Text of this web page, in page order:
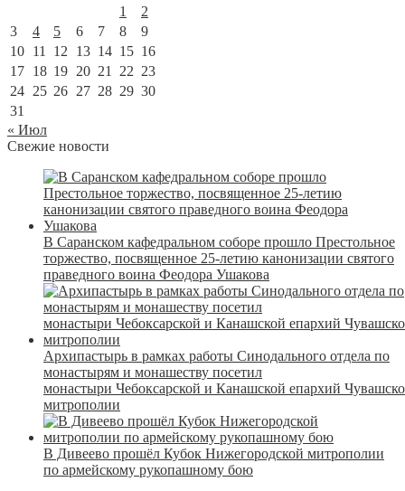
1
2
3
4 5 6 7 8
9
10 11 12 13 14 15 16
17 18 19 20 21 22 23
24 25 26 27 28 29 30
31
« Июл
Свежие новости
В Саранском кафедральном соборе прошло Престольное
торжество, посвященное 25-летию канонизации святого
праведного воина Феодора Ушакова
Архипастырь в рамках работы Синодального отдела по
монастырям и монашеству посетил
монастыри Чебоксарской и Канашской епархий
митрополии
В Дивеево прошёл Кубок Нижегородской митрополии
по армейскому рукопашному бою